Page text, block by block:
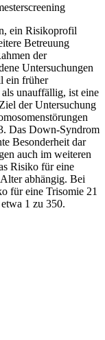
ein Risikoprofil
Betreuung
der
Untersuchungen
ein früher
unauffällig, ist eine
der Untersuchung
Das Down-Syndrom
Besonderheit dar
auch im weiteren
Risiko für eine
abhängig. Bei
für eine Trisomie 21
1 zu 350.